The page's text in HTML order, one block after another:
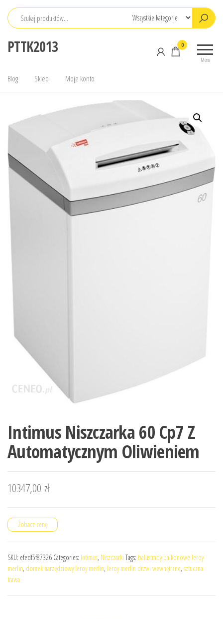
Przejdź
PTTK2013
Menu
0
Blog Sklep Moje konto
Intimus Niszczarka 60 Cp7 Z
Automatycznym Oliwieniem
10347,00 zł
Zobacz cenę
SKU: efedf5f87326 Categories: Intimus, Niszczarki Tags: balustrady balkonowe leroy
merlin, domek narzędziowy leroy merlin, leroy merlin drzwi wewnętrzne, sztuczna
trawa